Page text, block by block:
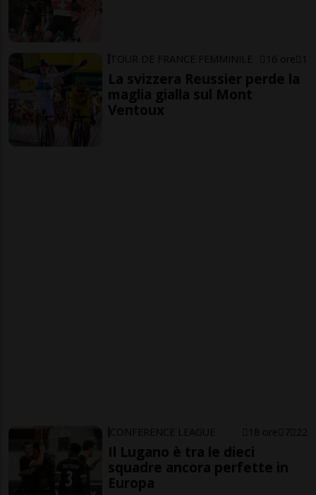
TOUR DE FRANCE FEMMINILE 16 ore 1
La svizzera Reussier perde la
maglia gialla sul Mont
Ventoux
CONFERENCE LEAGUE 18 ore 7 22
Il Lugano è tra le dieci
squadre ancora perfette in
Europa